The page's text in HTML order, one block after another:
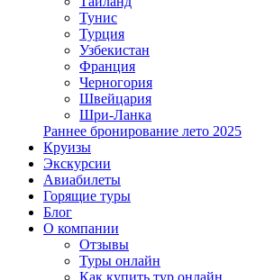
Тунис
Турция
Узбекистан
Франция
Черногория
Швейцария
Шри-Ланка
Раннее бронирование лето 2025
Круизы
Экскурсии
Авиабилеты
Горящие туры
Блог
О компании
Отзывы
Туры онлайн
Как купить тур онлайн